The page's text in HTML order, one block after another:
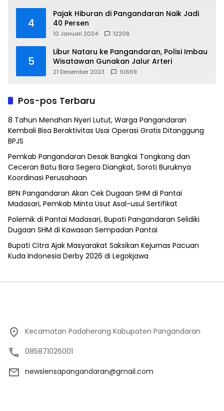
4
Pajak Hiburan di Pangandaran Naik Jadi
40 Persen
10 Januari 2024 12208
5
Libur Nataru ke Pangandaran, Polisi Imbau
Wisatawan Gunakan Jalur Arteri
21 Desember 2023 10669
Pos-pos Terbaru
8 Tahun Menahan Nyeri Lutut, Warga Pangandaran
Kembali Bisa Beraktivitas Usai Operasi Gratis Ditanggung
BPJS
Pemkab Pangandaran Desak Bangkai Tongkang dan
Ceceran Batu Bara Segera Diangkat, Soroti Buruknya
Koordinasi Perusahaan
BPN Pangandaran Akan Cek Dugaan SHM di Pantai
Madasari, Pemkab Minta Usut Asal-usul Sertifikat
Polemik di Pantai Madasari, Bupati Pangandaran Selidiki
Dugaan SHM di Kawasan Sempadan Pantai
Bupati Citra Ajak Masyarakat Saksikan Kejurnas Pacuan
Kuda Indonesia Derby 2026 di Legokjawa
Kecamatan Padaherang Kabupaten Pangandaran
085871026001
newslensapangandaran@gmail.com